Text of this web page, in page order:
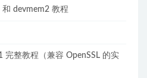
devmem2 教程
完整教程（兼容 OpenSSL 的实